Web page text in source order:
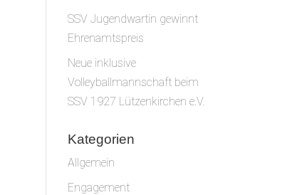
SSV Jugendwartin gewinnt
Ehrenamtspreis
Neue inklusive
Volleyballmannschaft beim
SSV 1927 Lützenkirchen e.V.
Kategorien
Allgemein
Engagement